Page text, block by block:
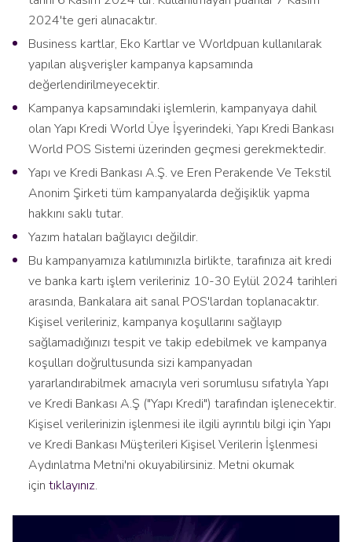
2024'te geri alınacaktır.
Business kartlar, Eko Kartlar ve Worldpuan kullanılarak
yapılan alışverişler kampanya kapsamında
değerlendirilmeyecektir.
Kampanya kapsamındaki işlemlerin, kampanyaya dahil
olan Yapı Kredi World Üye İşyerindeki, Yapı Kredi Bankası
World POS Sistemi üzerinden geçmesi gerekmektedir.
Yapı ve Kredi Bankası A.Ş. ve Eren Perakende Ve Tekstil
Anonim Şirketi tüm kampanyalarda değişiklik yapma
hakkını saklı tutar.
Yazım hataları bağlayıcı değildir.
Bu kampanyamıza katılımınızla birlikte, tarafınıza ait kredi
ve banka kartı işlem verileriniz 10-30 Eylül 2024 tarihleri
arasında, Bankalara ait sanal POS'lardan toplanacaktır.
Kişisel verileriniz, kampanya koşullarını sağlayıp
sağlamadığınızı tespit ve takip edebilmek ve kampanya
koşulları doğrultusunda sizi kampanyadan
yararlandırabilmek amacıyla veri sorumlusu sıfatıyla Yapı
ve Kredi Bankası A.Ş ("Yapı Kredi") tarafından işlenecektir.
Kişisel verilerinizin işlenmesi ile ilgili ayrıntılı bilgi için Yapı
ve Kredi Bankası Müşterileri Kişisel Verilerin İşlenmesi
Aydınlatma Metni'ni okuyabilirsiniz. Metni okumak
için tıklayınız.